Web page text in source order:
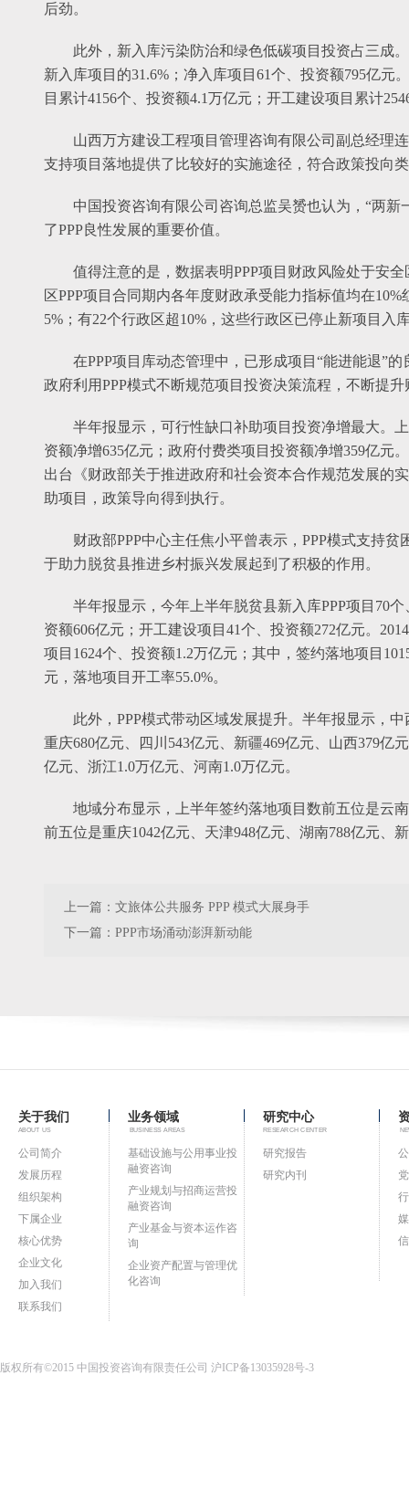
后劲。
此外，新入库污染防治和绿色低碳项目投资占三成
新入库项目的31.6%；净入库项目61个、投资额795亿元
目累计4156个、投资额4.1万亿元；开工建设项目累计
山西万方建设工程项目管理咨询有限公司副总经理
支持项目落地提供了比较好的实施途径，符合政策投向
中国投资咨询有限公司咨询总监吴赟也认为，“两
了PPP良性发展的重要价值。
值得注意的是，数据表明PPP项目财政风险处于安
区PPP项目合同期内各年度财政承受能力指标值均在
5%；有22个行政区超10%，这些行政区已停止新项目入
在PPP项目库动态管理中，已形成项目“能进能退”
政府利用PPP模式不断规范项目投资决策流程，不断提
半年报显示，可行性缺口补助项目投资净增最大。
资额净增635亿元；政府付费类项目投资额净增359亿元
出台《财政部关于推进政府和社会资本合作规范发展的
助项目，政策导向得到执行。
财政部PPP中心主任焦小平曾表示，PPP模式支持
于助力脱贫县推进乡村振兴发展起到了积极的作用。
半年报显示，今年上半年脱贫县新入库PPP项目70
资额606亿元；开工建设项目41个、投资额272亿元。
项目1624个、投资额1.2万亿元；其中，签约落地项目
元，落地项目开工率55.0%。
此外，PPP模式带动区域发展提升。半年报显示，
重庆680亿元、四川543亿元、新疆469亿元、山西379亿
亿元、浙江1.0万亿元、河南1.0万亿元。
地域分布显示，上半年签约落地项目数前五位是云
前五位是重庆1042亿元、天津948亿元、湖南788亿元、
上一篇： 文旅体公共服务 PPP 模式大展身手
下一篇： PPP市场涌动澎湃新动能
关于我们
ABOUT US
公司简介
发展历程
组织架构
下属企业
核心优势
企业文化
加入我们
联系我们
业务领域
BUSINESS AREAS
基础设施与公用事业投
融资咨询
产业规划与招商运营投
融资咨询
产业基金与资本运作咨
询
企业资产配置与管理优
化咨询
研究中心
RESEARCH CENTER
研究报告
研究内刊
版权所有©2015 中国投资咨询有限责任公司 沪ICP备13035928号-3